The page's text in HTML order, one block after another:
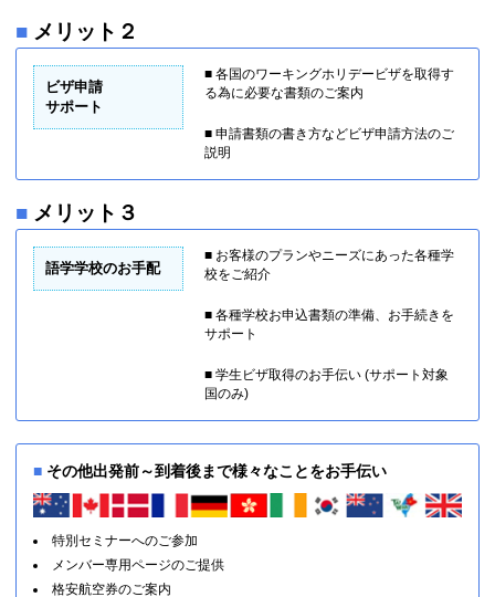
■ メリット２
ビザ申請
サポート
■ 各国のワーキングホリデービザを取得す
る為に必要な書類のご案内
■ 申請書類の書き方などビザ申請方法のご
説明
■ メリット３
語学学校のお手配
■ お客様のプランやニーズにあった各種学
校をご紹介
■ 各種学校お申込書類の準備、お手続きを
サポート
■ 学生ビザ取得のお手伝い (サポート対象
国のみ)
■ その他出発前～到着後まで様々なことをお手伝い
特別セミナーへのご参加
メンバー専用ページのご提供
格安航空券のご案内